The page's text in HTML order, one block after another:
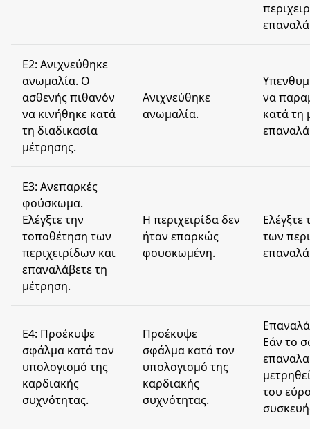
E2: Ανιχνεύθηκε
ανωμαλία. Ο
ασθενής πιθανόν
να κινήθηκε κατά
τη διαδικασία
μέτρησης.
Ανιχνεύθηκε
ανωμαλία.
να
κατά τη
E3: Ανεπαρκές
φούσκωμα.
Ελέγξτε την
τοποθέτηση των
περιχειρίδων και
επαναλάβετε τη
μέτρηση.
Η περιχειρίδα δεν
ήταν επαρκώς
φουσκωμένη.
των
E4: Προέκυψε
σφάλμα κατά τον
υπολογισμό της
καρδιακής
συχνότητας.
Προέκυψε
σφάλμα κατά τον
υπολογισμό της
καρδιακής
συχνότητας.
Εάν το
του